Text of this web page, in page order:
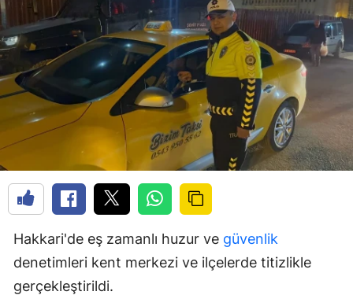
Hakkari'de eş zamanlı huzur ve güvenlik
denetimleri kent merkezi ve ilçelerde titizlikle
gerçekleştirildi.